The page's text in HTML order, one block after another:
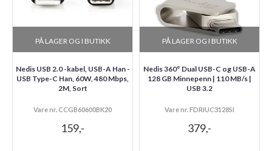
PÅ LAGER OG I BUTIKK
Nedis USB 2.0 -kabel, USB-A Han -
USB Type-C Han, 60W, 480 Mbps,
2M, Sort
Vare nr. CCGB60600BK20
159,-
PÅ LAGER OG I BUTIKK
Nedis 360° Dual USB-C og USB-A
128 GB Minnepenn | 110 MB/s |
USB 3.2
Vare nr. FDRIUC3128SI
379,-